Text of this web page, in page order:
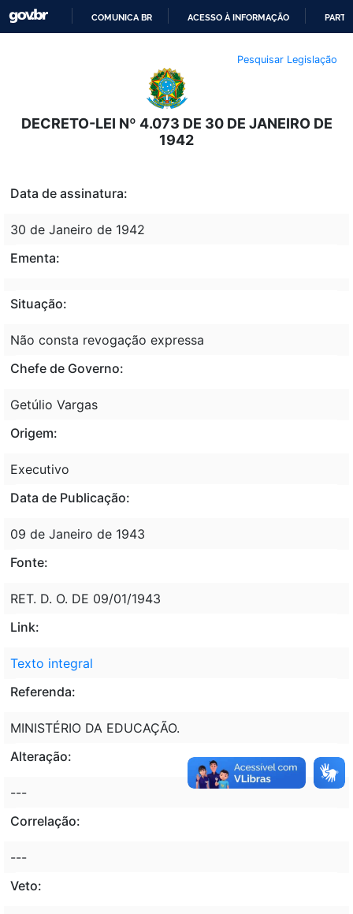
O
CONTEÚDO
COMUNICA BR ACESSO À INFORMAÇÃO
Pesquisar Legislação
DECRETO-LEI Nº 4.073 DE 30 DE JANEIRO DE
1942
Data de assinatura:
30 de Janeiro de 1942
Ementa:
Situação:
Não consta revogação expressa
Chefe de Governo:
Getúlio Vargas
Origem:
Executivo
Data de Publicação:
09 de Janeiro de 1943
Fonte:
RET. D. O. DE 09/01/1943
Link:
Texto integral
Referenda:
MINISTÉRIO DA EDUCAÇÃO.
Alteração:
---
Correlação:
---
Veto: